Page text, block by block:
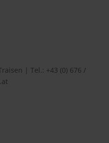
| Tel.: +43 (0) 676 /